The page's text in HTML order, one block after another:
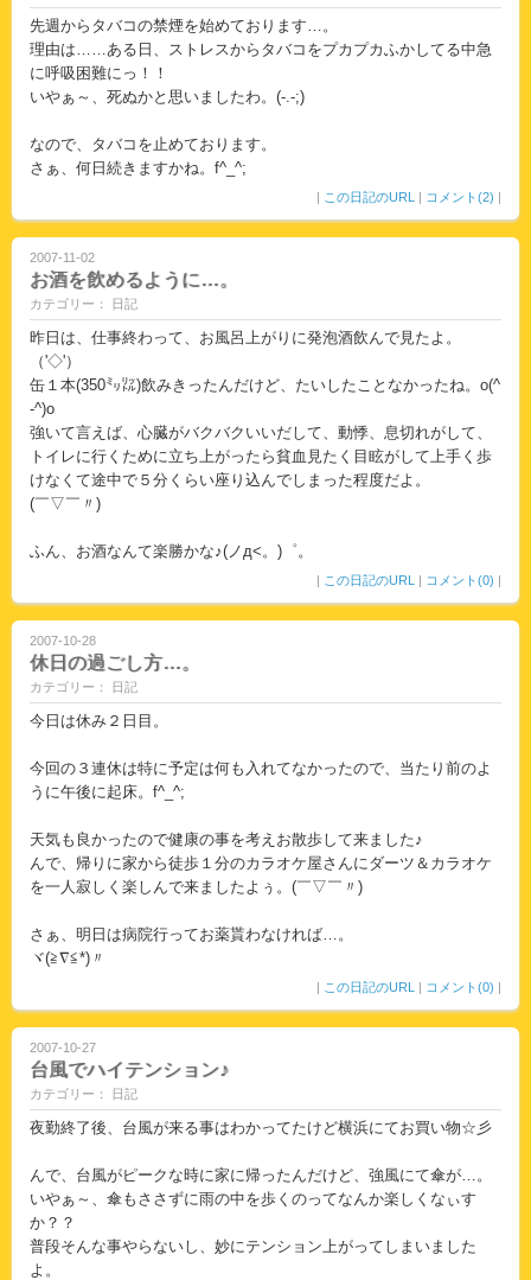
先週からタバコの禁煙を始めております…。
理由は……ある日、ストレスからタバコをプカプカふかしてる中急
に呼吸困難にっ！！
いやぁ～、死ぬかと思いましたわ。(-.-;)
なので、タバコを止めております。
さぁ、何日続きますかね。f^_^;
| この日記のURL | コメント(2) |
2007-11-02
お酒を飲めるように…。
カテゴリー： 日記
昨日は、仕事終わって、お風呂上がりに発泡酒飲んで見たよ。
（'◇'）
缶１本(350㍉㍑)飲みきったんだけど、たいしたことなかったね。o(^
-^)o
強いて言えば、心臓がバクバクいいだして、動悸、息切れがして、
トイレに行くために立ち上がったら貧血見たく目眩がして上手く歩
けなくて途中で５分くらい座り込んでしまった程度だよ。
(￣▽￣〃)
ふん、お酒なんて楽勝かな♪(ノд<。)゜。
| この日記のURL | コメント(0) |
2007-10-28
休日の過ごし方…。
カテゴリー： 日記
今日は休み２日目。
今回の３連休は特に予定は何も入れてなかったので、当たり前のよ
うに午後に起床。f^_^;
天気も良かったので健康の事を考えお散歩して来ました♪
んで、帰りに家から徒歩１分のカラオケ屋さんにダーツ＆カラオケ
を一人寂しく楽しんで来ましたよぅ。(￣▽￣〃)
さぁ、明日は病院行ってお薬貰わなければ…。
ヾ(≧∇≦*)〃
| この日記のURL | コメント(0) |
2007-10-27
台風でハイテンション♪
カテゴリー： 日記
夜勤終了後、台風が来る事はわかってたけど横浜にてお買い物☆彡
んで、台風がピークな時に家に帰ったんだけど、強風にて傘が…。
いやぁ～、傘もささずに雨の中を歩くのってなんか楽しくなぃす
か？？
普段そんな事やらないし、妙にテンション上がってしまいました
よ。